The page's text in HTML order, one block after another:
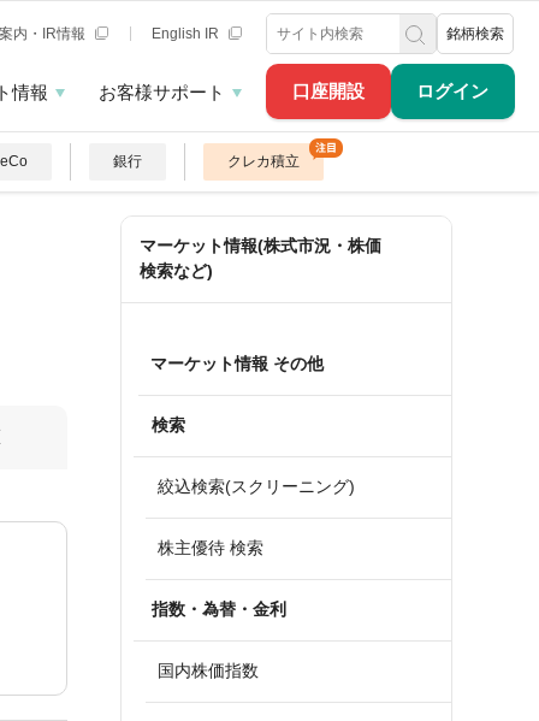
口座開設 ログイン
内・IR情報 English IR 銘柄検索
情報 お客様サポート
銀行 クレカ積立
マーケット情報(株式市況・株価
検索など)
マーケット情報 その他
検索
絞込検索(スクリーニング)
株主優待 検索
指数・為替・金利
国内株価指数